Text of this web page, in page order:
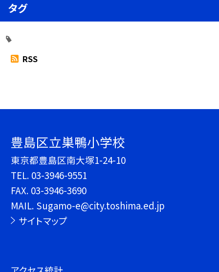
タグ
RSS
豊島区立巣鴨小学校
東京都豊島区南大塚1-24-10
TEL. 03-3946-9551
FAX. 03-3946-3690
MAIL. Sugamo-e@city.toshima.ed.jp
サイトマップ